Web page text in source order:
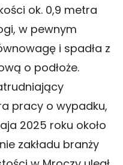
ok. 0,9 metra
w pewnym
i spadła z
o podłoże.
pracy o wypadku,
2025 roku około
zakładu branży